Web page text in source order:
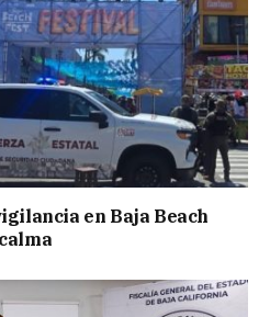
en Baja Beach